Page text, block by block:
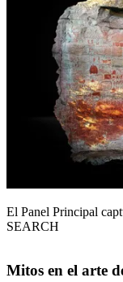
El Panel Principal
SEARCH
Mitos en el arte